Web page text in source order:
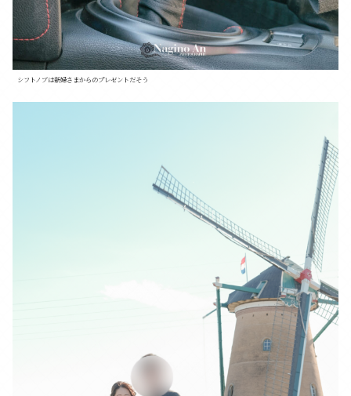
シフトノブは新婦さまからのプレゼントだそう